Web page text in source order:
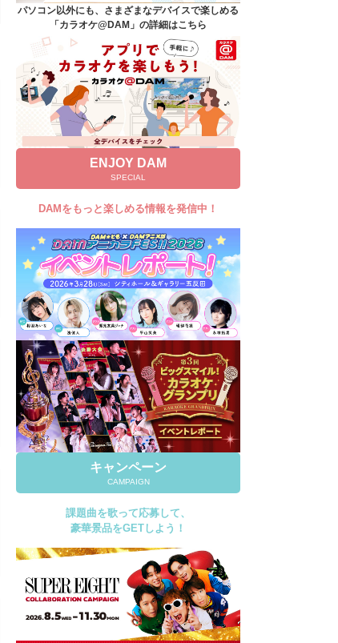
キャンペーン
よくあるご質問
DAMの新曲・ランキングなど
カラオケ最新情報をチェック！
自宅でカラオケ歌い放題！
家族や友達と一緒に！練習にも！
パソコン以外にも、さまざまなデバイスで楽しめる
「カラオケ@DAM」の詳細はこちら
ENJOY DAM
SPECIAL
DAMをもっと楽しめる情報を発信中！
キャンペーン
CAMPAIGN
課題曲を歌って応募して、
豪華景品をGETしよう！